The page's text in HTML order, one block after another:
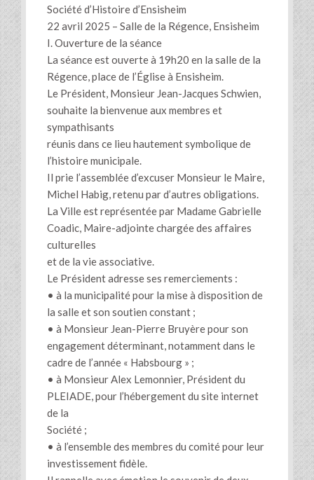
Société d’Histoire d’Ensisheim
22 avril 2025 – Salle de la Régence, Ensisheim
I. Ouverture de la séance
La séance est ouverte à 19h20 en la salle de la
Régence, place de l’Église à Ensisheim.
Le Président, Monsieur Jean-Jacques Schwien,
souhaite la bienvenue aux membres et
sympathisants
réunis dans ce lieu hautement symbolique de
l’histoire municipale.
Il prie l’assemblée d’excuser Monsieur le Maire,
Michel Habig, retenu par d’autres obligations.
La Ville est représentée par Madame Gabrielle
Coadic, Maire-adjointe chargée des affaires
culturelles
et de la vie associative.
Le Président adresse ses remerciements :
• à la municipalité pour la mise à disposition de
la salle et son soutien constant ;
• à Monsieur Jean-Pierre Bruyère pour son
engagement déterminant, notamment dans le
cadre de l’année « Habsbourg » ;
• à Monsieur Alex Lemonnier, Président du
PLEIADE, pour l’hébergement du site internet
de la
Société ;
• à l’ensemble des membres du comité pour leur
investissement fidèle.